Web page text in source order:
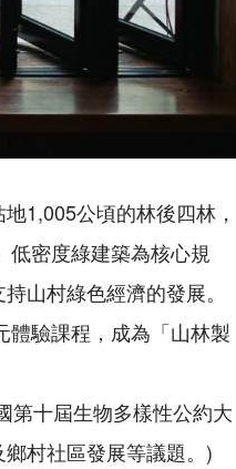
1,005公頃的林後四林，
密度綠建築為核心規
山村綠色經濟的發展。
體驗課程，成為「山林製
第十屆生物多樣性公約大
村社區發展等議題。)